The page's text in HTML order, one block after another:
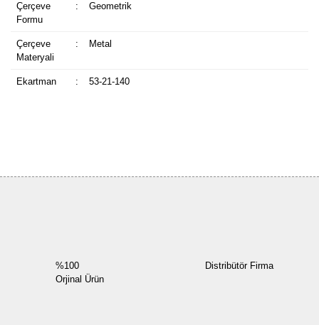
Çerçeve
Formu
: Geometrik
Çerçeve
Materyali
: Metal
Ekartman : 53-21-140
%100
Orjinal Ürün
Distribütör Firma